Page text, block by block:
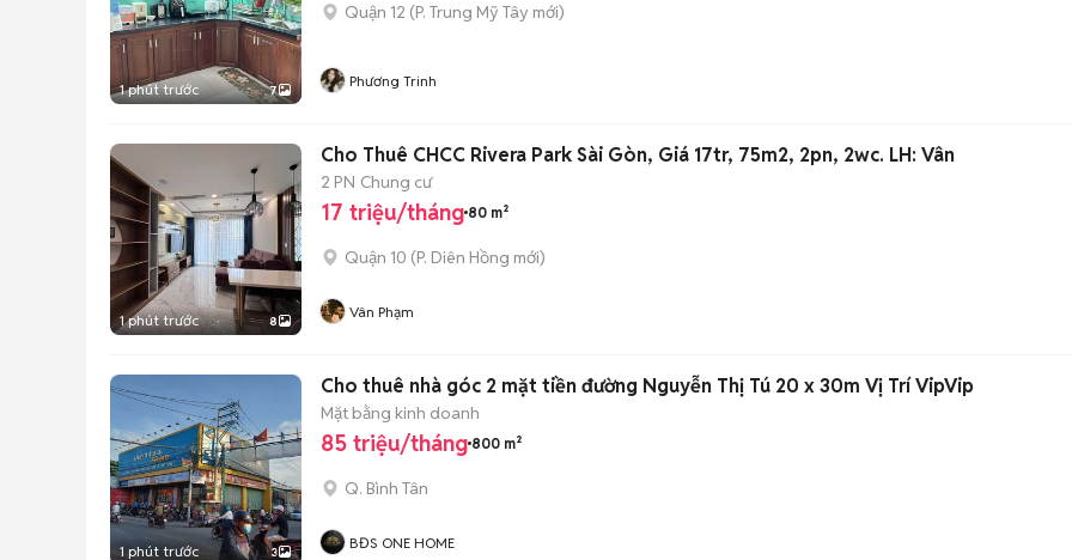
1 phút trước 7
Quận 12 (P. Trung Mỹ Tây mới)
Phương Trinh
1 phút trước 8
Cho Thuê CHCC Rivera Park Sài Gòn, Giá 17tr, 75m2, 2pn, 2wc. LH: Vân
2 PN Chung cư
17 triệu/tháng 80 m²
Quận 10 (P. Diên Hồng mới)
Vân Phạm
1 phút trước 3
Cho thuê nhà góc 2 mặt tiền đường Nguyễn Thị Tú 20 x 30m Vị Trí VipVip
Mặt bằng kinh doanh
85 triệu/tháng 800 m²
Q. Bình Tân
BĐS ONE HOME